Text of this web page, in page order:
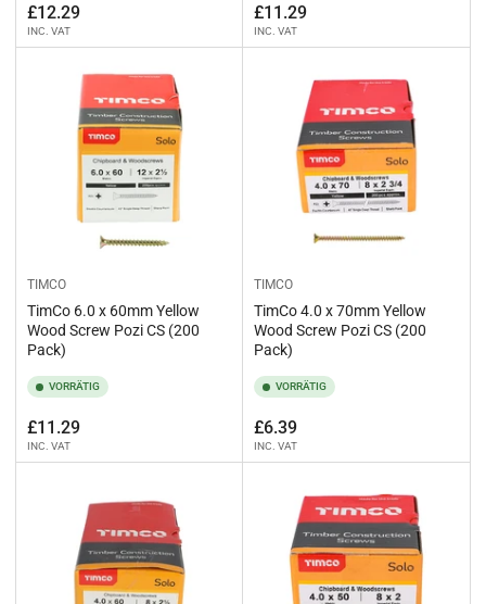
Normaler
Preis
£12.29
INC. VAT
Normaler
Preis
£11.29
INC. VAT
TIMCO
TimCo 6.0 x 60mm Yellow
Wood Screw Pozi CS (200
Pack)
VORRÄTIG
Normaler
Preis
£11.29
INC. VAT
TIMCO
TimCo 4.0 x 70mm Yellow
Wood Screw Pozi CS (200
Pack)
VORRÄTIG
Normaler
Preis
£6.39
INC. VAT